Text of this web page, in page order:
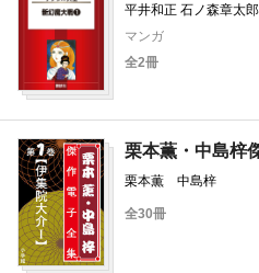
平井和正 石ノ森章太郎
マンガ
全2冊
栗本薫・中島梓
栗本薫 中島梓
全30冊